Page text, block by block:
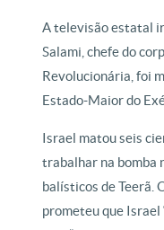
A televisão estatal
Salami, chefe do
Revolucionária, foi
Estado-Maior do
Israel matou seis
trabalhar na bomba
balísticos de Teerã.
prometeu que Israel